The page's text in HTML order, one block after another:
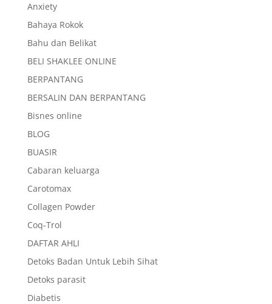
Anxiety
Bahaya Rokok
Bahu dan Belikat
BELI SHAKLEE ONLINE
BERPANTANG
BERSALIN DAN BERPANTANG
Bisnes online
BLOG
BUASIR
Cabaran keluarga
Carotomax
Collagen Powder
Coq-Trol
DAFTAR AHLI
Detoks Badan Untuk Lebih Sihat
Detoks parasit
Diabetis